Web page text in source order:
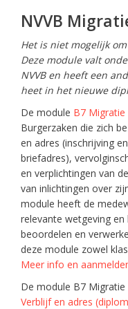
NVVB
Het is niet mogelijk
Deze module valt
NVVB en heeft een
heet in het nieuwe
De module B7 Migratie
Burgerzaken die zich
en adres (inschrijving
briefadres),
en verplichtingen van
van inlichtingen over
module heeft de
relevante wetgeving
beoordelen en
deze module zowel
Meer info en
De module B7
Verblijf en adres